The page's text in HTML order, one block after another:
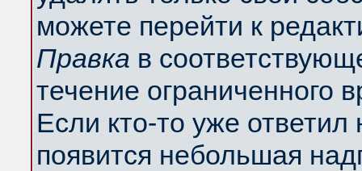
можете перейти к
Правка в
течение ограниченного
Если кто-то уже
появится небольшая